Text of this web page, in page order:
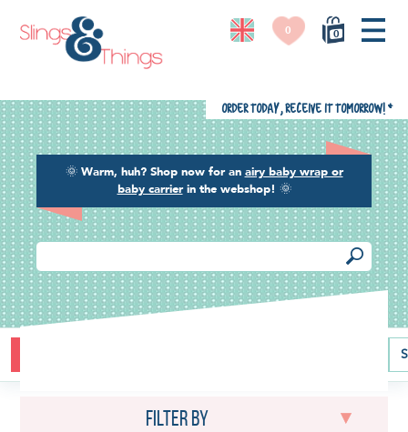
0
0
🌞 Warm, huh? Shop now for an airy baby wrap or
baby carrierin the webshop! 🌞
Order today, receive it tomorrow! *
Filter by